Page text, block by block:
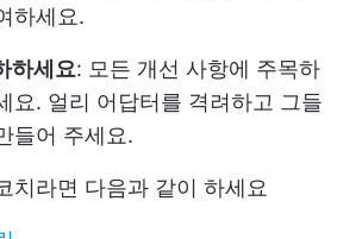
하세요.
하세요: 모든 개선 사항에 주목하
요. 얼리 어답터를 격려하고 그들
들어 주세요.
치라면 다음과 같이 하세요